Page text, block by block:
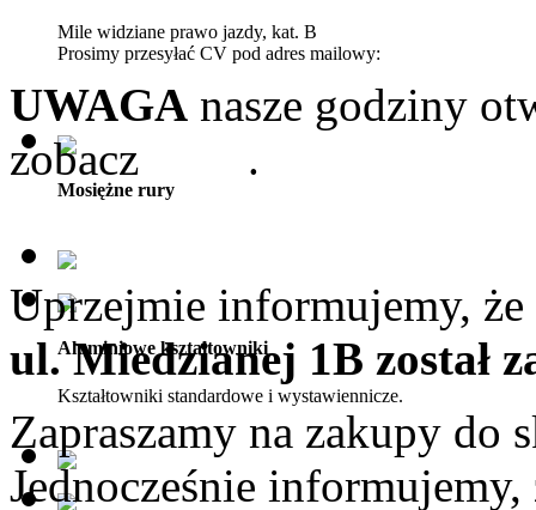
Mile widziane prawo jazdy, kat. B
Prosimy przesyłać CV pod adres mailowy:
Mosiężne rury
Aluminiowe kształtowniki
Kształtowniki standardowe i wystawiennicze.
UWAGA nasze godziny
zobacz
.
Uprzejmie informujemy,
ul. Miedzianej 1B został
Zapraszamy na zakupy do
Jednocześnie